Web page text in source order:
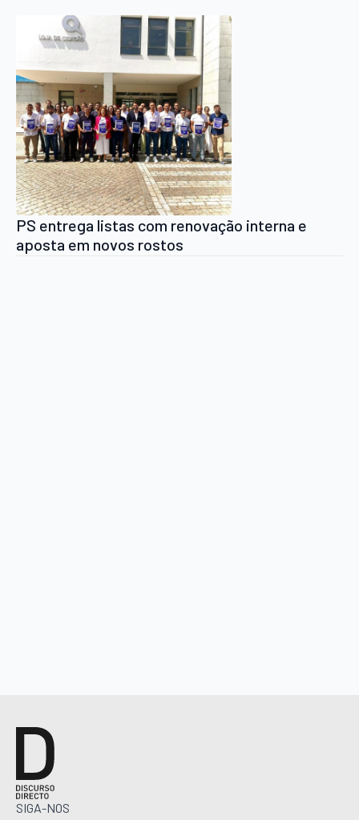
PS entrega listas com renovação interna e
aposta em novos rostos
SIGA-NOS